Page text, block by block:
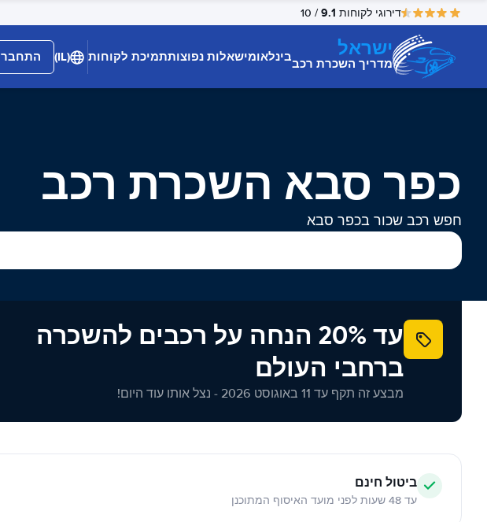
דירוגי לקוחות 9.1
/ 10
ישראל
מדריך השכרת רכבבינלאומישאלות נפוצותתמיכת לקוחות (IL) התחבר
כפר סבא השכרת רכב
חפש רכב שכור בכפר סבא
עד 20% הנחה על רכבים להשכרה
ברחבי העולם
מבצע זה תקף עד 11 באוגוסט 2026 - נצל אותו עוד היום!
ביטול חינם
עד 48 שעות לפני מועד האיסוף המתוכנן